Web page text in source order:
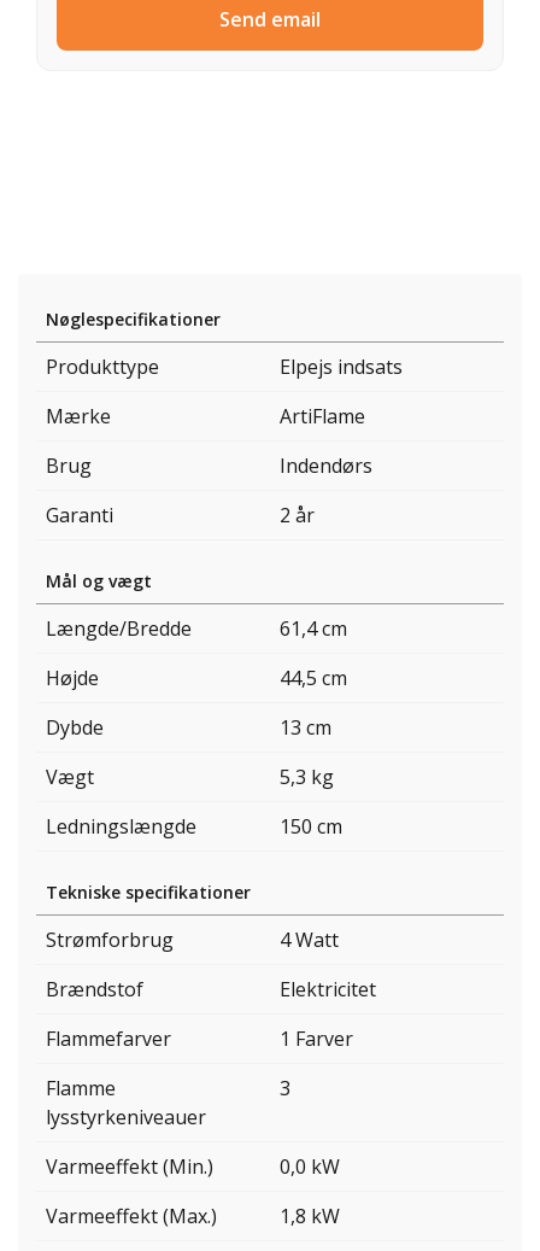
Send email
Nøglespecifikationer
Produkttype
Elpejs indsats
Mærke
ArtiFlame
Brug
Indendørs
Garanti
2 år
Mål og vægt
Længde/Bredde
61,4 cm
Højde
44,5 cm
Dybde
13 cm
Vægt
5,3 kg
Ledningslængde
150 cm
Tekniske specifikationer
Strømforbrug
4 Watt
Brændstof
Elektricitet
Flammefarver
1 Farver
Flamme
lysstyrkeniveauer
3
Varmeeffekt (Min.)
0,0 kW
Varmeeffekt (Max.)
1,8 kW